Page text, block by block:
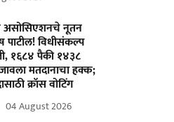
असोसिएशनचे नूतन
पाटील! विधीसंकल्प
१६८४ पैकी १४३८
मतदानाचा हक्क;
क्रॉस वोटिंग
04 August 2026